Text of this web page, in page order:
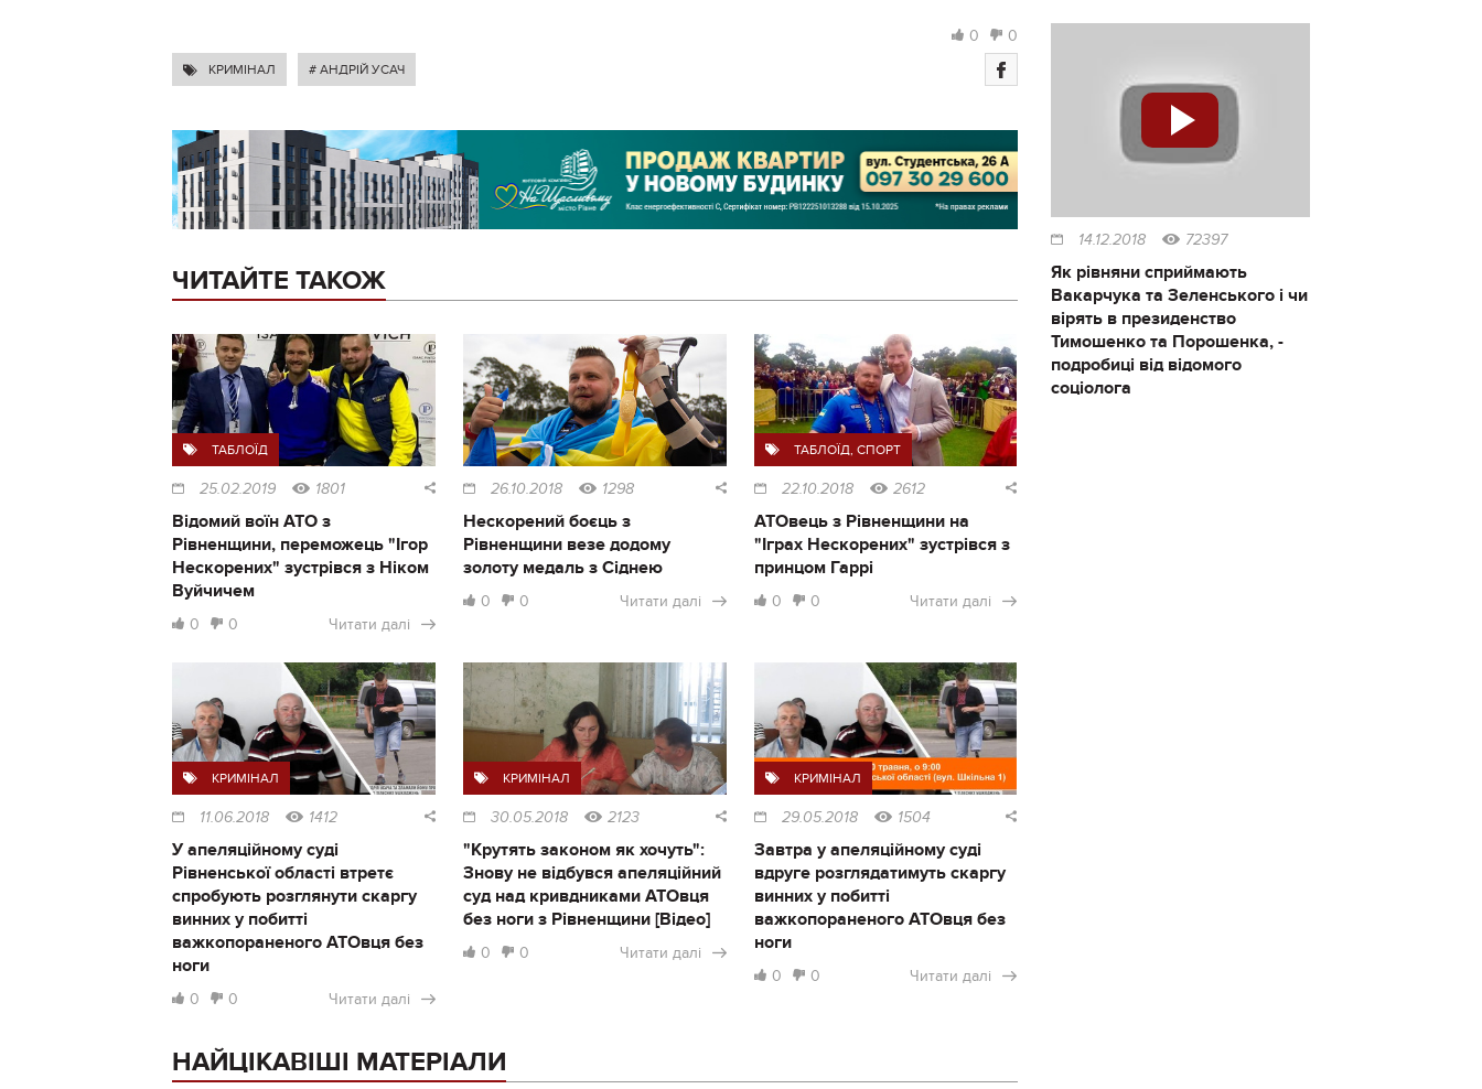
0 0
КРИМІНАЛ # АНДРІЙ УСАЧ
ЧИТАЙТЕ ТАКОЖ
ТАБЛОЇД
25.02.2019 1801
Відомий воїн АТО з
Рівненщини, переможець "Ігор
Нескорених" зустрівся з Ніком
Вуйчичем
0 0 Читати далі
26.10.2018 1298
Нескорений боєць з
Рівненщини везе додому
золоту медаль з Сіднею
0 0 Читати далі
ТАБЛОЇД, СПОРТ
22.10.2018 2612
АТОвець з Рівненщини на
"Іграх Нескорених" зустрівся з
принцом Гаррі
0 0 Читати далі
КРИМІНАЛ
11.06.2018 1412
У апеляційному суді
Рівненської області втретє
спробують розглянути скаргу
винних у побитті
важкопораненого АТОвця без
ноги
0 0 Читати далі
КРИМІНАЛ
30.05.2018 2123
"Крутять законом як хочуть":
Знову не відбувся апеляційний
суд над кривдниками АТОвця
без ноги з Рівненщини [Відео]
0 0 Читати далі
КРИМІНАЛ
29.05.2018 1504
Завтра у апеляційному суді
вдруге розглядатимуть скаргу
винних у побитті
важкопораненого АТОвця без
ноги
0 0 Читати далі
НАЙЦІКАВІШІ МАТЕРІАЛИ
14.12.2018 72397
Як рівняни сприймають
Вакарчука та Зеленського і чи
вірять в президенство
Тимошенко та Порошенка, -
подробиці від відомого
соціолога